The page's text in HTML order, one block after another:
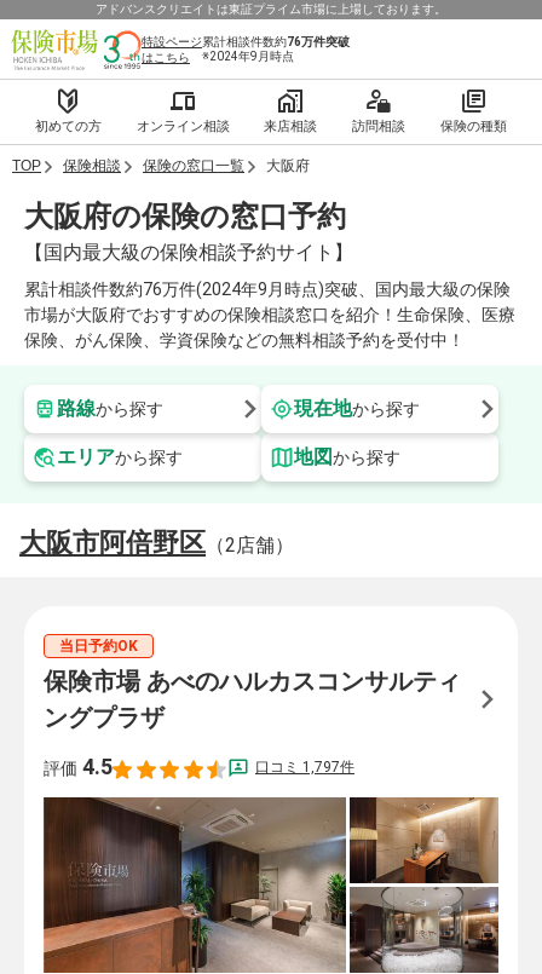
アドバンスクリエイトは東証プライム市場に上場しております。
特設ページ
はこちら
累計相談件数約76万件突破
※2024年9月時点
初めての方 オンライン相談 来店相談 訪問相談 保険の種類
TOP 保険相談 保険の窓口一覧 大阪府
大阪府の保険の窓口予約
【国内最大級の保険相談予約サイト】
累計相談件数約76万件(2024年9月時点)突破、国内最大級の保険
市場が大阪府でおすすめの保険相談窓口を紹介！生命保険、医療
保険、がん保険、学資保険などの無料相談予約を受付中！
路線から探す 現在地から探す
エリアから探す 地図から探す
大阪市阿倍野区 （2店舗）
当日予約OK
保険市場 あべのハルカスコンサルティ
ングプラザ
評価 4.5 口コミ 1,797件